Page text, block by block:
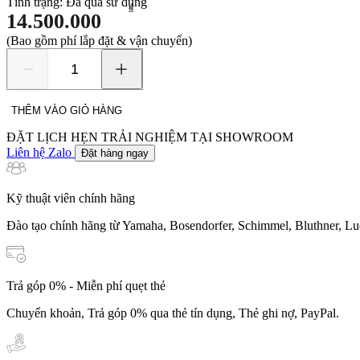
14.500.000
₫
(Bao gồm phí lắp đặt & vận chuyển)
Ydp-
143
số
lượng
THÊM VÀO GIỎ HÀNG
ĐẶT LỊCH HẸN TRẢI NGHIỆM TẠI SHOWROOM
Liên hệ Zalo
Đặt hàng ngay
Kỹ thuật viên chính hãng
Đào tạo chính hãng từ Yamaha, Bosendorfer, Schimmel, Bluthner,
Trả góp 0% - Miễn phí quẹt thẻ
Chuyển khoản, Trả góp 0% qua thẻ tín dụng, Thẻ ghi nợ, PayPal.